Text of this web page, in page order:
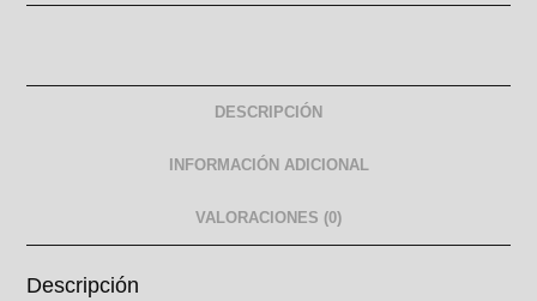
DESCRIPCIÓN
INFORMACIÓN ADICIONAL
VALORACIONES (0)
Descripción